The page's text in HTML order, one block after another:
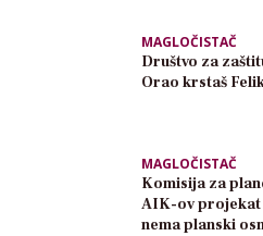
MAGLOČISTAČ
Društvo za
Orao krstaš
MAGLOČISTAČ
Komisija za
AIK-ov projekat
nema planski